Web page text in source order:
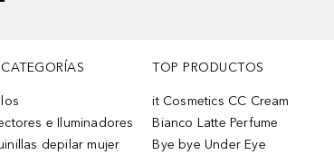
e Iluminadores
depilar mujer
TOP PRODUCTOS
it Cosmetics CC Cream
Bianco Latte Perfume
Bye bye Under Eye